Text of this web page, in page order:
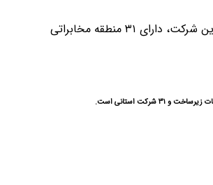
، شرکت نیمه خصوصی مخابرات است که در سال ۱۳۵۰ خورشیدی با سرمایه‌ای بالغ بر پنج میلیارد ریال ایران تأسیس شد. این شرکت، دارای ۳۱ منطقه مخابراتی